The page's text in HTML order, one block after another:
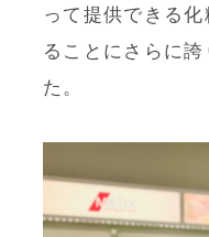
って提供できる
ることにさらに
た。